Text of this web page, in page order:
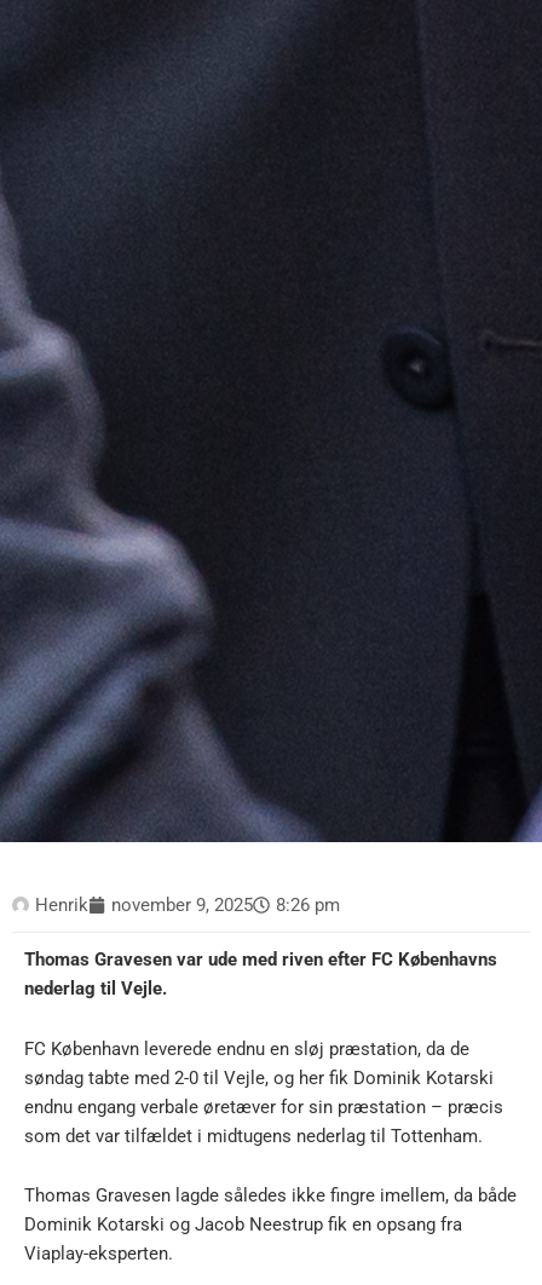
Henrik november 9, 2025 8:26 pm
Thomas Gravesen var ude med riven efter FC Københavns
nederlag til Vejle.
FC København leverede endnu en sløj præstation, da de
søndag tabte med 2-0 til Vejle, og her fik Dominik Kotarski
endnu engang verbale øretæver for sin præstation – præcis
som det var tilfældet i midtugens nederlag til Tottenham.
Thomas Gravesen lagde således ikke fingre imellem, da både
Dominik Kotarski og Jacob Neestrup fik en opsang fra
Viaplay-eksperten.